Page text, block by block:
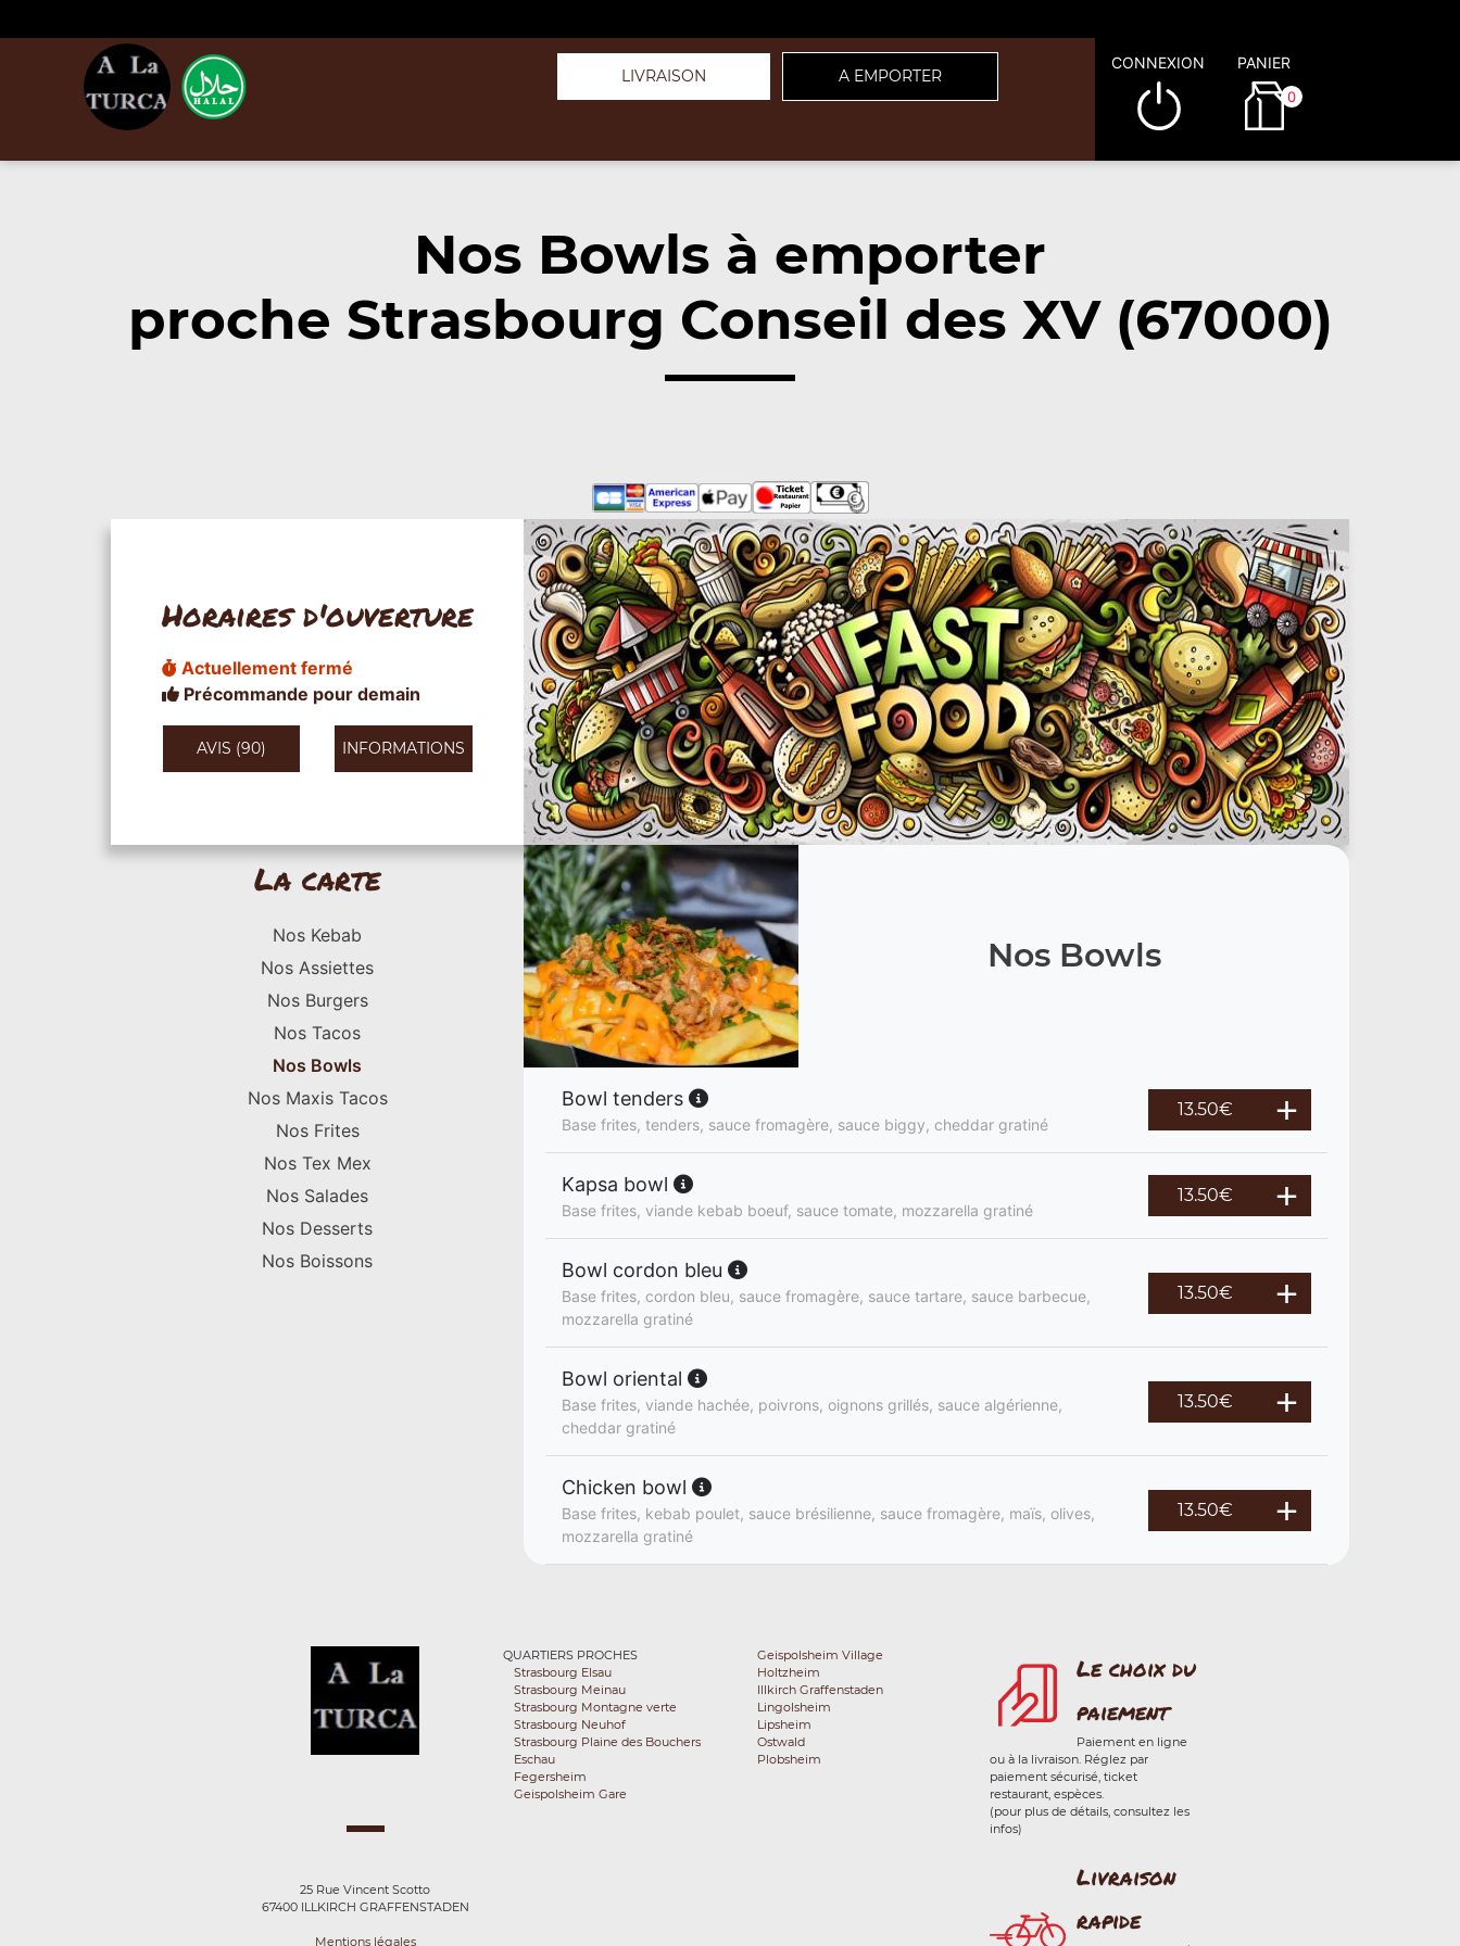
LIVRAISON A EMPORTER
CONNEXION PANIER
0
Nos Bowls à emporter
proche Strasbourg Conseil des XV (67000)
Horaires d'ouverture
Actuellement fermé
Précommande pour demain
AVIS (90) INFORMATIONS
La carte
Nos Kebab
Nos Assiettes
Nos Burgers
Nos Tacos
Nos Bowls
Nos Maxis Tacos
Nos Frites
Nos Tex Mex
Nos Salades
Nos Desserts
Nos Boissons
Nos Bowls
Bowl tenders
Base frites, tenders, sauce fromagère, sauce biggy, cheddar gratiné
13.50€
Kapsa bowl
Base frites, viande kebab boeuf, sauce tomate, mozzarella gratiné
13.50€
Bowl cordon bleu
Base frites, cordon bleu, sauce fromagère, sauce tartare, sauce barbecue,
mozzarella gratiné
13.50€
Bowl oriental
Base frites, viande hachée, poivrons, oignons grillés, sauce algérienne,
cheddar gratiné
13.50€
Chicken bowl
Base frites, kebab poulet, sauce brésilienne, sauce fromagère, maïs, olives,
mozzarella gratiné
13.50€
25 Rue Vincent Scotto
67400 ILLKIRCH GRAFFENSTADEN
Mentions légales
QUARTIERS PROCHES
Strasbourg Elsau
Strasbourg Meinau
Strasbourg Montagne verte
Strasbourg Neuhof
Strasbourg Plaine des Bouchers
Eschau
Fegersheim
Geispolsheim Gare
Geispolsheim Village
Holtzheim
Illkirch Graffenstaden
Lingolsheim
Lipsheim
Ostwald
Plobsheim
Le choix du
paiement
Paiement en ligne
ou à la livraison. Réglez par
paiement sécurisé, ticket
restaurant, espèces.
(pour plus de détails, consultez les
infos)
Livraison
rapide